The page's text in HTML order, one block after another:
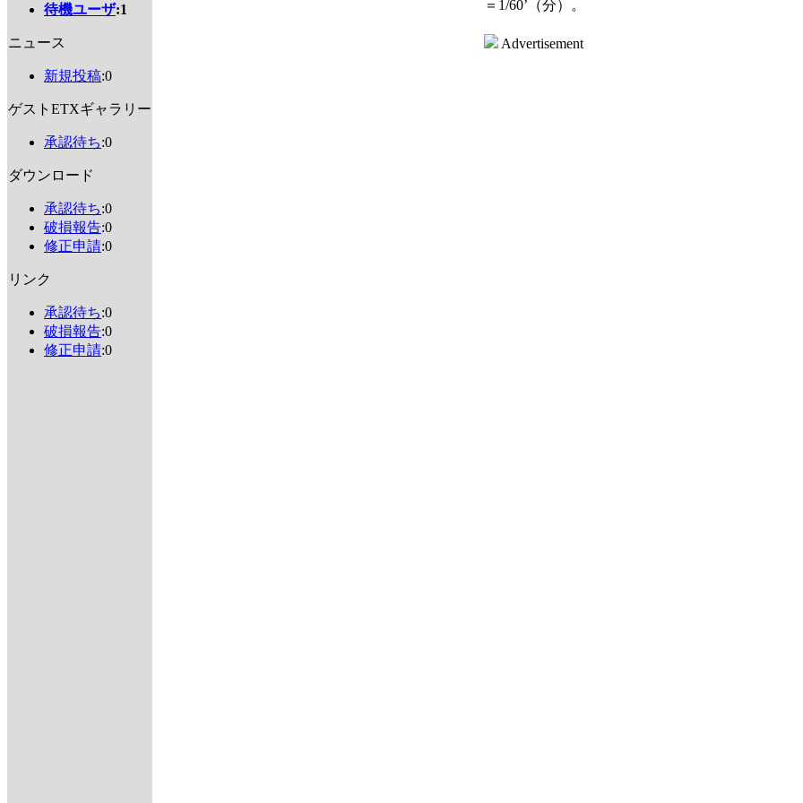
待機ユーザ:1
ニュース
新規投稿:0
ゲストETXギャラリー
承認待ち:0
ダウンロード
承認待ち:0
破損報告:0
修正申請:0
リンク
承認待ち:0
破損報告:0
修正申請:0
＝1/60’（分）。
Advertisement